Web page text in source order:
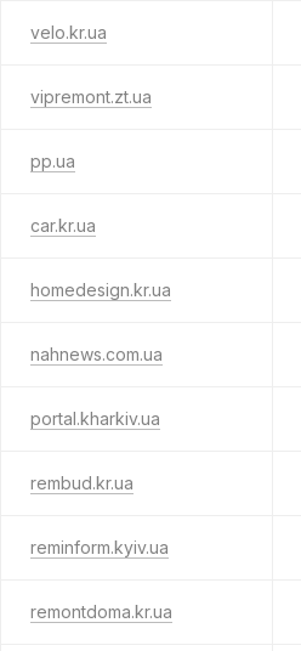
velo.kr.ua
vipremont.zt.ua
pp.ua
car.kr.ua
homedesign.kr.ua
nahnews.com.ua
portal.kharkiv.ua
rembud.kr.ua
reminform.kyiv.ua
remontdoma.kr.ua